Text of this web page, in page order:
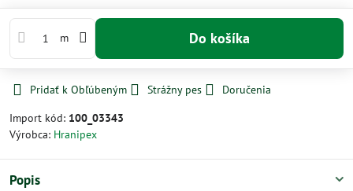
m Do košíka
Pridať k Obľúbeným Strážny pes
Doručenia
Import kód: 100_03343
Výrobca: Hranipex
Popis